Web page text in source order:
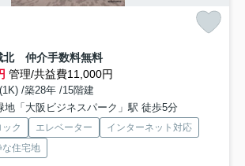
北 仲介手数料無料
管理/共益費11,000円
/築28年 /15階建
地「大阪ビジネスパーク」駅 徒歩5分
ク エレベーター
インターネット対応
な住宅地